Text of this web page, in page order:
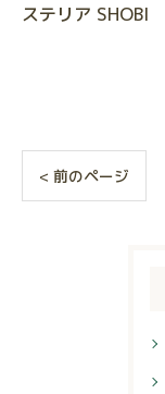
ステリア SHOBI
< 前のページ